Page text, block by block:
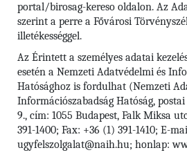
portal/birosag-kereso oldalon. Az
szerint a perre a Fővárosi
illetékességgel.
Az Érintett a személyes adatai
esetén a Nemzeti Adatvédelmi és
Hatósághoz is fordulhat (Nemzeti
Információszabadság Hatóság,
9., cím: 1055 Budapest, Falk Miksa
391-1400; Fax: +36 (1) 391-1410; E-
ugyfelszolgalat@naih.hu; honlap: